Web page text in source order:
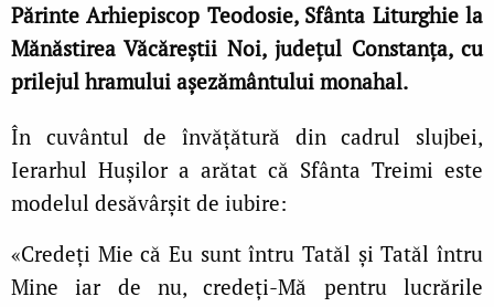
Părinte Arhiepiscop Teodosie, Sfânta Liturghie la
Mănăstirea Văcăreștii Noi, județul Constanța, cu
prilejul hramului așezământului monahal.
În cuvântul de învățătură din cadrul slujbei,
Ierarhul Hușilor a arătat că Sfânta Treimi este
modelul desăvârșit de iubire:
«Credeți Mie că Eu sunt întru Tatăl și Tatăl întru
Mine iar de nu, credeți-Mă pentru lucrările